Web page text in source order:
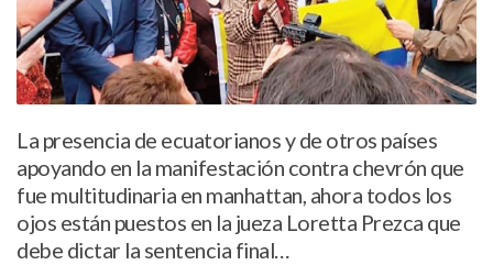
La presencia de ecuatorianos y de otros países
apoyando en la manifestación contra chevrón que
fue multitudinaria en manhattan, ahora todos los
ojos están puestos en la jueza Loretta Prezca que
debe dictar la sentencia final…